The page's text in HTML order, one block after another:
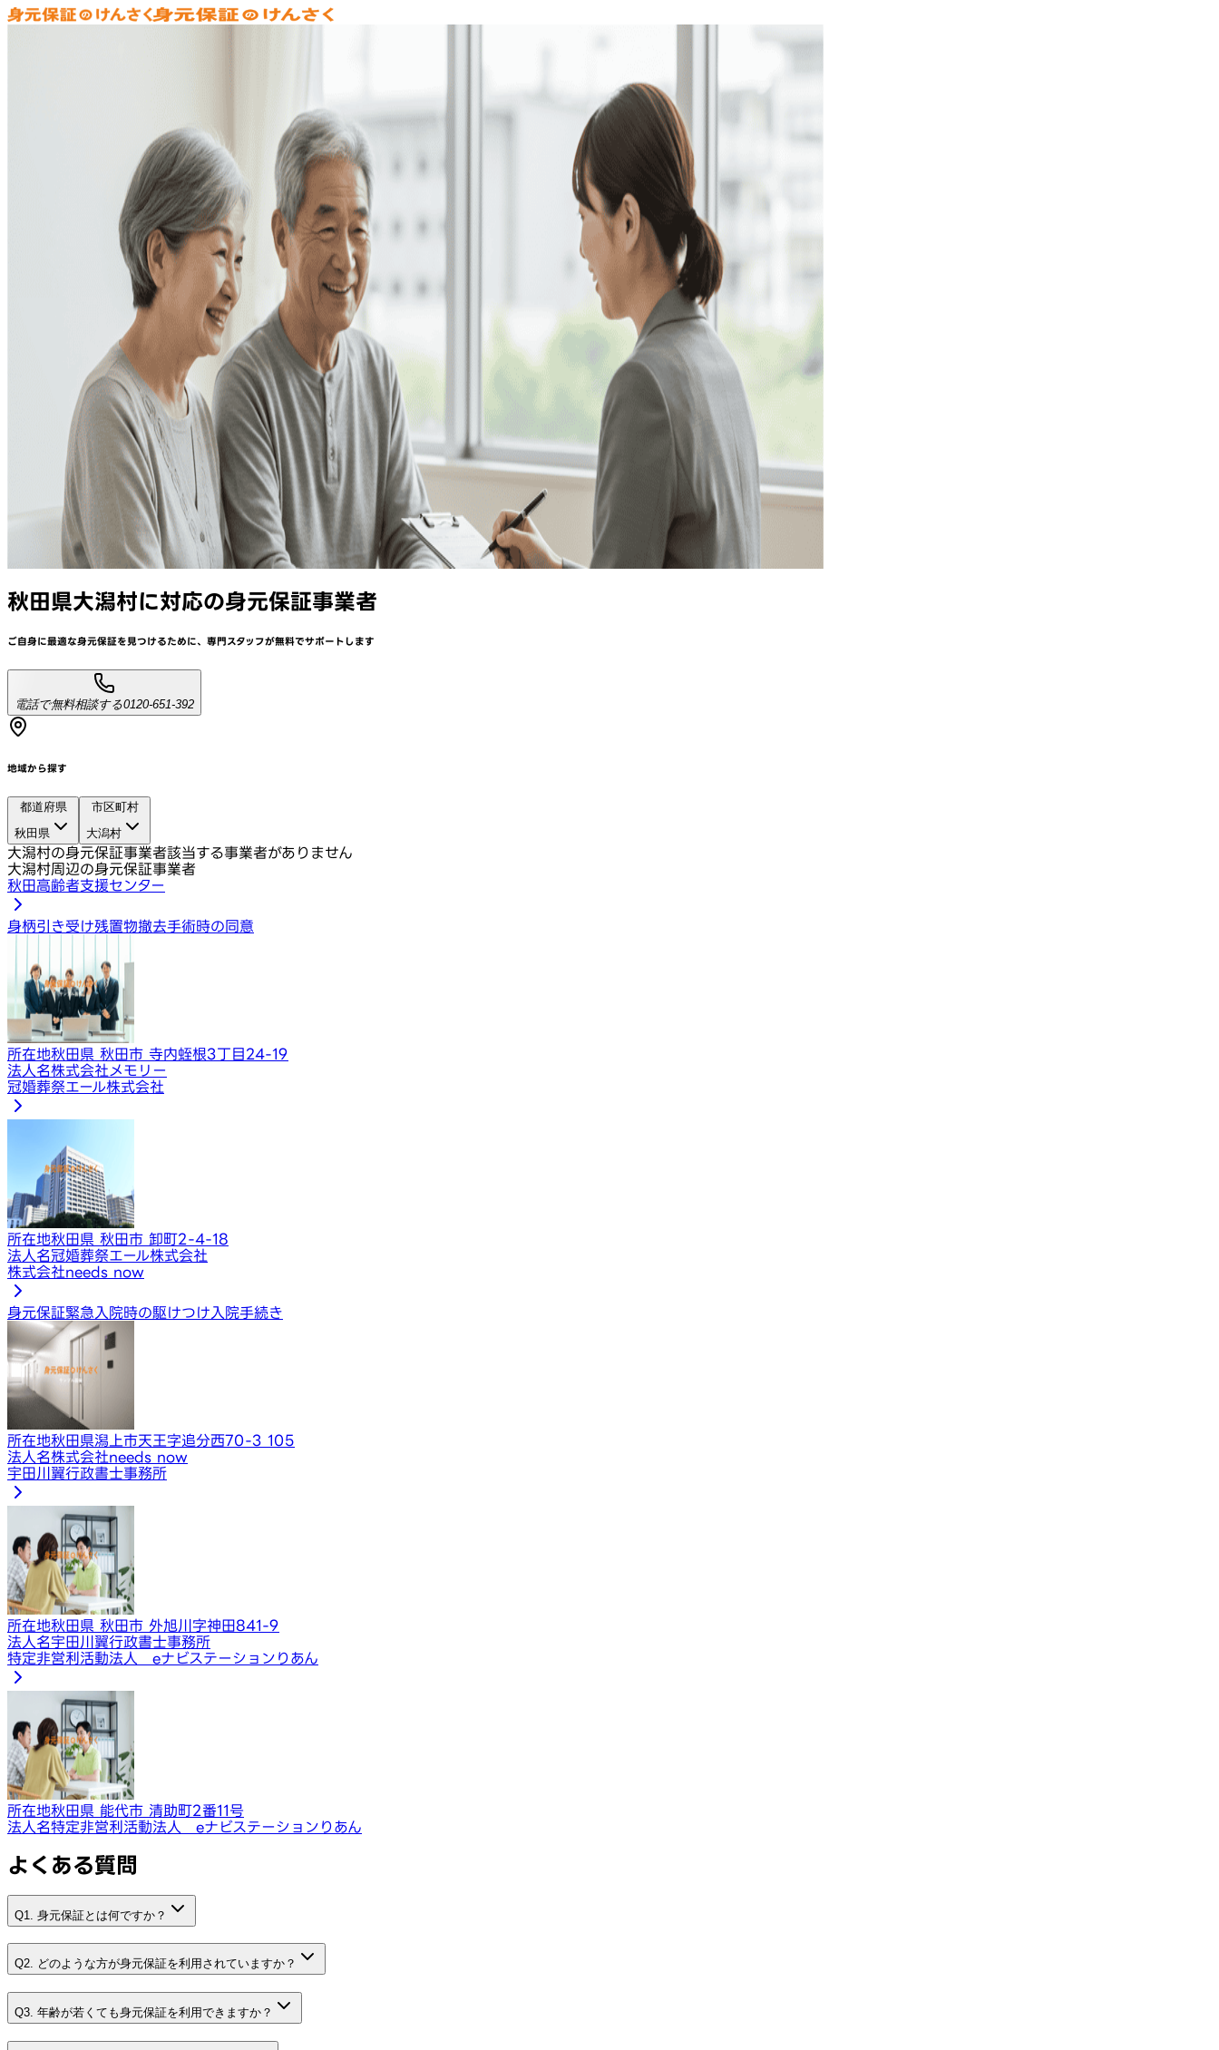
秋田県大潟村に対応の身元保証事業者
ご自身に最適な身元保証を見つけるために、 専門スタッフが無料でサポートします
電話で無料相談する0120-651-392
地域から探す
都道府県
秋田県
市区町村
大潟村
大潟村の身元保証事業者該当する事業者がありません
大潟村周辺の身元保証事業者
秋田高齢者支援センター
身柄引き受け残置物撤去手術時の同意
所在地秋田県 秋田市 寺内蛭根3丁目24-19
法人名株式会社メモリー
冠婚葬祭エール株式会社
所在地秋田県 秋田市 卸町2-4-18
法人名冠婚葬祭エール株式会社
株式会社needs now
身元保証緊急入院時の駆けつけ 入院手続き
所在地秋田県潟上市天王字追分西70-3 105
法人名株式会社needs now
宇田川翼行政書士事務所
所在地秋田県 秋田市 外旭川字神田841-9
法人名宇田川翼行政書士事務所
特定非営利活動法人 eナビステーションりあん
所在地秋田県 能代市 清助町2番11号
法人名特定非営利活動法人 eナビステーションりあん
よくある質問
Q1. 身元保証とは何ですか？
Q2. どのような方が身元保証を利用されていますか？
Q3. 年齢が若くても身元保証を利用できますか？